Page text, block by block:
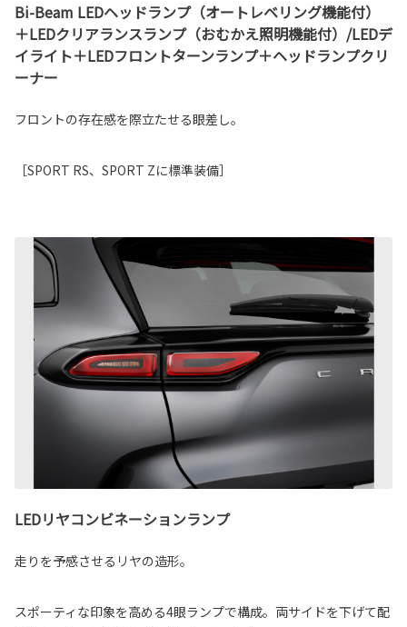
Bi-Beam LEDヘッドランプ（オートレベリング機能付）
＋LEDクリアランスランプ（おむかえ照明機能付）/LEDデ
イライト＋LEDフロントターンランプ＋ヘッドランプクリ
ーナー
フロントの存在感を際立たせる眼差し。
［SPORT RS、SPORT Zに標準装備］
LEDリヤコンビネーションランプ
走りを予感させるリヤの造形。
スポーティな印象を高める4眼ランプで構成。両サイドを下げて配